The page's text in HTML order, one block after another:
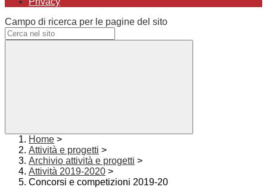
Campo di ricerca per le pagine del sito
Home >
Attività e progetti >
Archivio attività e progetti >
Attività 2019-2020 >
Concorsi e competizioni 2019-20